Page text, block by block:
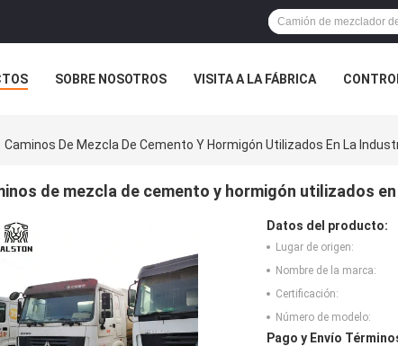
SOBRE NOSOTROS VISITA A LA FÁBRICA
Caminos De Mezcla De Cemento Y Hormigón Utilizados En La
de mezcla de cemento y hormigón utilizados
Datos del producto:
Lugar de origen:
Nombre de la marca:
Certificación:
Número de modelo:
Pago y Envío